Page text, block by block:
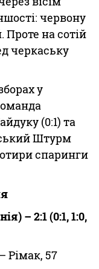
червону
на сотій
черкаську
у
(0:1) та
Штурм
спаринги
– 2:1 (0:1, 1:0,
Рімак, 57